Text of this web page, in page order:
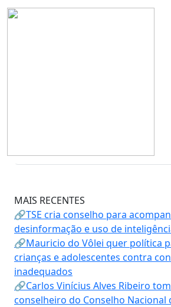
Warning
MAIS RECENTES
🔗TSE cria conselho para
desinformação e uso de
🔗Mauricio do Vôlei quer política
crianças e adolescentes contra
inadequados
🔗Carlos Vinícius Alves Ribeiro
conselheiro do Conselho Nacional